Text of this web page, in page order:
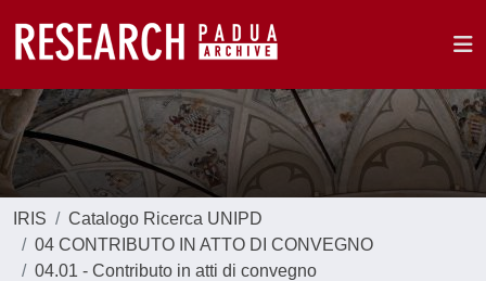
IRIS
Catalogo Ricerca UNIPD
04 CONTRIBUTO IN ATTO DI CONVEGNO
04.01 - Contributo in atti di convegno